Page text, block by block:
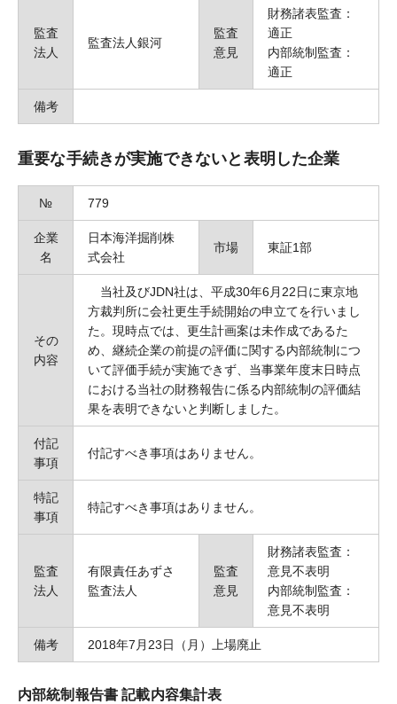
内部統制報告書 記載内容集計表
監査
法人
監査法人銀河
監査
意見
財務諸表監査：
適正
内部統制監査：
適正
備考
重要な手続きが実施できないと表明した企業
№ 779
企業
名
日本海洋掘削株
式会社
市場 東証1部
その
内容
当社及びJDN社は、平成30年6月22日に東京地
方裁判所に会社更生手続開始の申立てを行いまし
た。現時点では、更生計画案は未作成であるた
め、継続企業の前提の評価に関する内部統制につ
いて評価手続が実施できず、当事業年度末日時点
における当社の財務報告に係る内部統制の評価結
果を表明できないと判断しました。
付記
事項
付記すべき事項はありません。
特記
事項
特記すべき事項はありません。
監査
法人
有限責任あずさ
監査法人
監査
意見
財務諸表監査：
意見不表明
内部統制監査：
意見不表明
備考 2018年7月23日（月）上場廃止